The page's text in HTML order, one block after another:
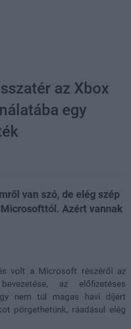
az Xbox
egy
van szó, de elég szép
Azért vannak
volt a Microsoft részéről az
az előfizetéses
nem túl magas havi díjért
pörgethetünk, ráadásul elég